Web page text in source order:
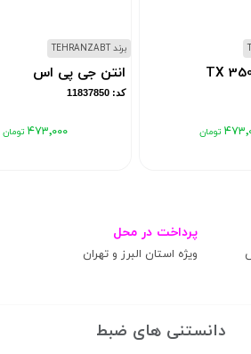
برند TEHRANZABT
انتن جی پی اس
کد: 11837850
۴۷۳٬۰۰۰
پرداخت در محل
ویژه استان البرز و تهران
دانستنی های ضبط